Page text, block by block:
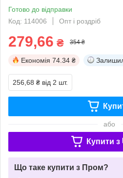
Готово до відправки
Код: 114006
Опт і роздріб
279,66 ₴ 354 ₴
Економія 74.34 ₴
256,68 ₴ від 2 шт.
або
Купити з
Що таке купити з Пром?